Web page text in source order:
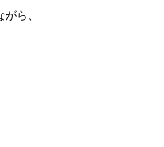
ら、